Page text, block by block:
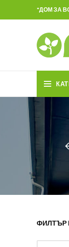
"ДОМ ЗА
ФИЛТЪР